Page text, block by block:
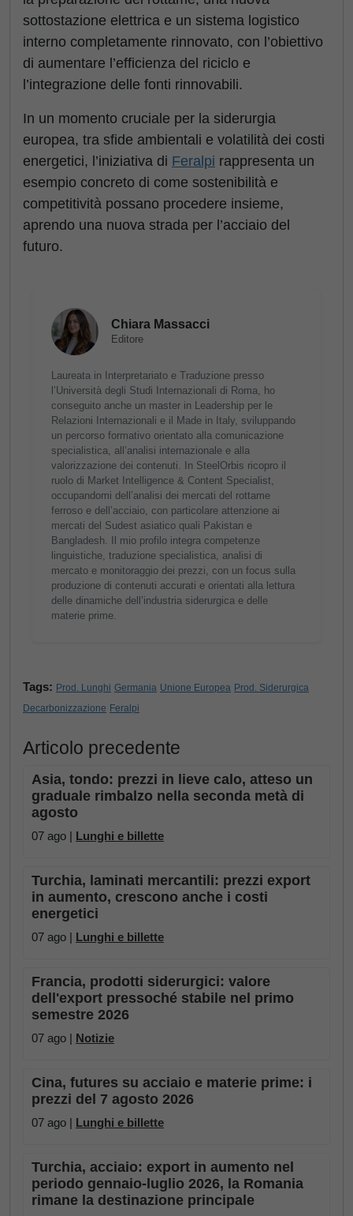
sottostazione elettrica e un sistema logistico
interno completamente rinnovato, con l’obiettivo
di aumentare l’efficienza del riciclo e
l’integrazione delle fonti rinnovabili.
In un momento cruciale per la siderurgia
europea, tra sfide ambientali e volatilità dei costi
energetici, l’iniziativa di Feralpi rappresenta un
esempio concreto di come sostenibilità e
competitività possano procedere insieme,
aprendo una nuova strada per l’acciaio del
futuro.
Chiara Massacci
Editore
Laureata in Interpretariato e Traduzione presso
l’Università degli Studi Internazionali di Roma, ho
conseguito anche un master in Leadership per le
Relazioni Internazionali e il Made in Italy, sviluppando
un percorso formativo orientato alla comunicazione
specialistica, all’analisi internazionale e alla
valorizzazione dei contenuti. In SteelOrbis ricopro il
ruolo di Market Intelligence & Content Specialist,
occupandomi dell’analisi dei mercati del rottame
ferroso e dell’acciaio, con particolare attenzione ai
mercati del Sudest asiatico quali Pakistan e
Bangladesh. Il mio profilo integra competenze
linguistiche, traduzione specialistica, analisi di
mercato e monitoraggio dei prezzi, con un focus sulla
produzione di contenuti accurati e orientati alla lettura
delle dinamiche dell’industria siderurgica e delle
materie prime.
Tags: Prod. Lunghi Germania Unione Europea Prod. Siderurgica
Decarbonizzazione Feralpi
Articolo precedente
Asia, tondo: prezzi in lieve calo, atteso un
graduale rimbalzo nella seconda metà di
agosto
07 ago | Lunghi e billette
Turchia, laminati mercantili: prezzi export
in aumento, crescono anche i costi
energetici
07 ago | Lunghi e billette
Francia, prodotti siderurgici: valore
dell'export pressoché stabile nel primo
semestre 2026
07 ago | Notizie
Cina, futures su acciaio e materie prime: i
prezzi del 7 agosto 2026
07 ago | Lunghi e billette
Turchia, acciaio: export in aumento nel
periodo gennaio-luglio 2026, la Romania
rimane la destinazione principale